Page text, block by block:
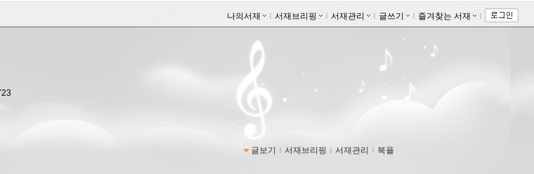
나의서재 ｌ 서재브리핑 ｌ 서재관리 ｌ 글쓰기 ｌ 즐겨찾는 서재 ｌ
글보기 ｌ 서재브리핑 ｌ 서재관리 ｌ 북플